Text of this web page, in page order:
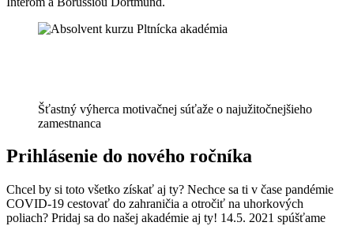
Šťastný výherca motivačnej súťaže o najužitočnejšieho
zamestnanca
Prihlásenie do nového ročníka
Chcel by si toto všetko získať aj ty? Nechce sa ti v čase pandémie
COVID-19 cestovať do zahraničia a otročiť na uhorkových
poliach? Pridaj sa do našej akadémie aj ty! 14.5. 2021 spúšťame